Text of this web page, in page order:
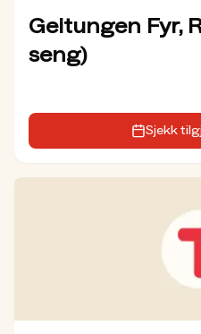
Geitungen Fyr,
seng)
Sjekk